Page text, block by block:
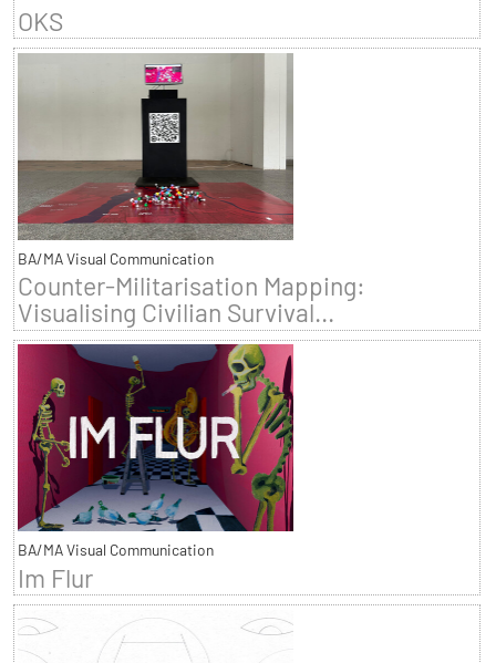
OKS
BA/MA Visual Communication
Counter-Militarisation Mapping:
Visualising Civilian Survival...
BA/MA Visual Communication
Im Flur